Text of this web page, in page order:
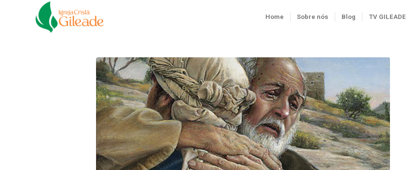
Home Sobre nós Blog TV GILEADE